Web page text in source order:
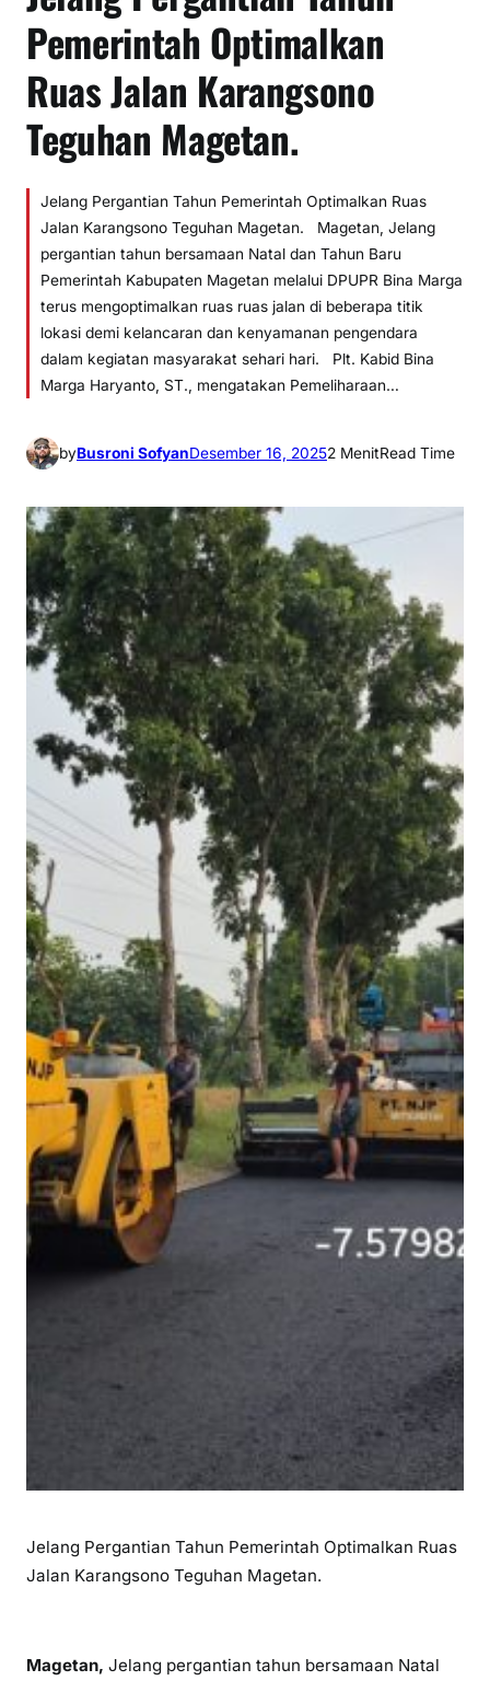
Pemerintah Optimalkan
Ruas Jalan Karangsono
Teguhan Magetan.
Jelang Pergantian Tahun Pemerintah Optimalkan Ruas
Jalan Karangsono Teguhan Magetan. Magetan, Jelang
pergantian tahun bersamaan Natal dan Tahun Baru
Pemerintah Kabupaten Magetan melalui DPUPR Bina Marga
terus mengoptimalkan ruas ruas jalan di beberapa titik
lokasi demi kelancaran dan kenyamanan pengendara
dalam kegiatan masyarakat sehari hari. Plt. Kabid Bina
Marga Haryanto, ST., mengatakan Pemeliharaan…
byBusroni SofyanDesember 16, 20252 MenitRead Time
Jelang Pergantian Tahun Pemerintah Optimalkan Ruas
Jalan Karangsono Teguhan Magetan.
Magetan, Jelang pergantian tahun bersamaan Natal